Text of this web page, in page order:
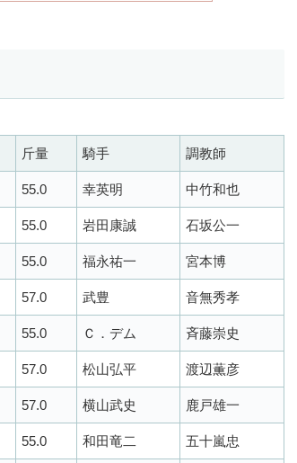
斤量 騎手 調教師
55.0 幸英明 中竹和也
55.0 岩田康誠 石坂公一
55.0 福永祐一 宮本博
57.0 武豊 音無秀孝
55.0 Ｃ．デム 斉藤崇史
57.0 松山弘平 渡辺薫彦
57.0 横山武史 鹿戸雄一
55.0 和田竜二 五十嵐忠